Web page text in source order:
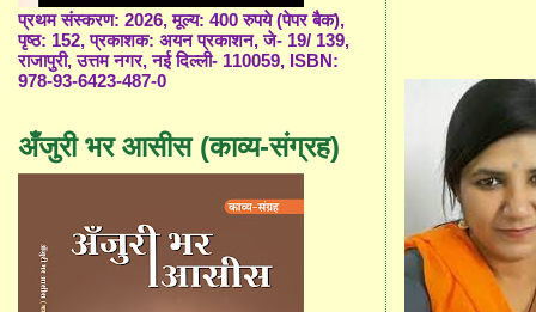
प्रथम संस्करण: 2026, मूल्य: 400 रुपये (पेपर बैक),
पृष्ठ: 152, प्रकाशक: अयन प्रकाशन, जे- 19/ 139,
राजापुरी, उत्तम नगर, नई दिल्ली- 110059, ISBN:
978-93-6423-487-0
अँजुरी भर आसीस (काव्य-संग्रह)